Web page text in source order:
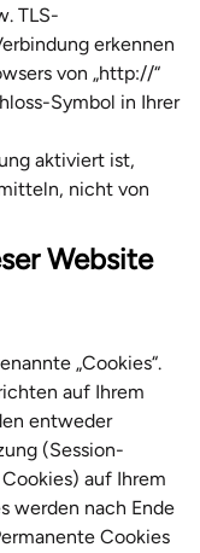
TLS-
erkennen
von „http://“
Symbol in Ihrer
aktiviert ist,
nicht von
Website
„Cookies“.
auf Ihrem
entweder
(Session-
auf Ihrem
werden nach Ende
Cookies